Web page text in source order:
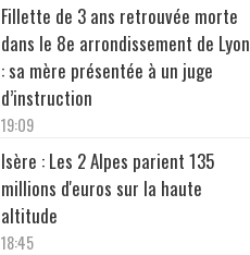
Fillette de 3 ans retrouvée morte
dans le 8e arrondissement de Lyon
: sa mère présentée à un juge
d’instruction
19:09
Isère : Les 2 Alpes parient 135
millions d'euros sur la haute
altitude
18:45